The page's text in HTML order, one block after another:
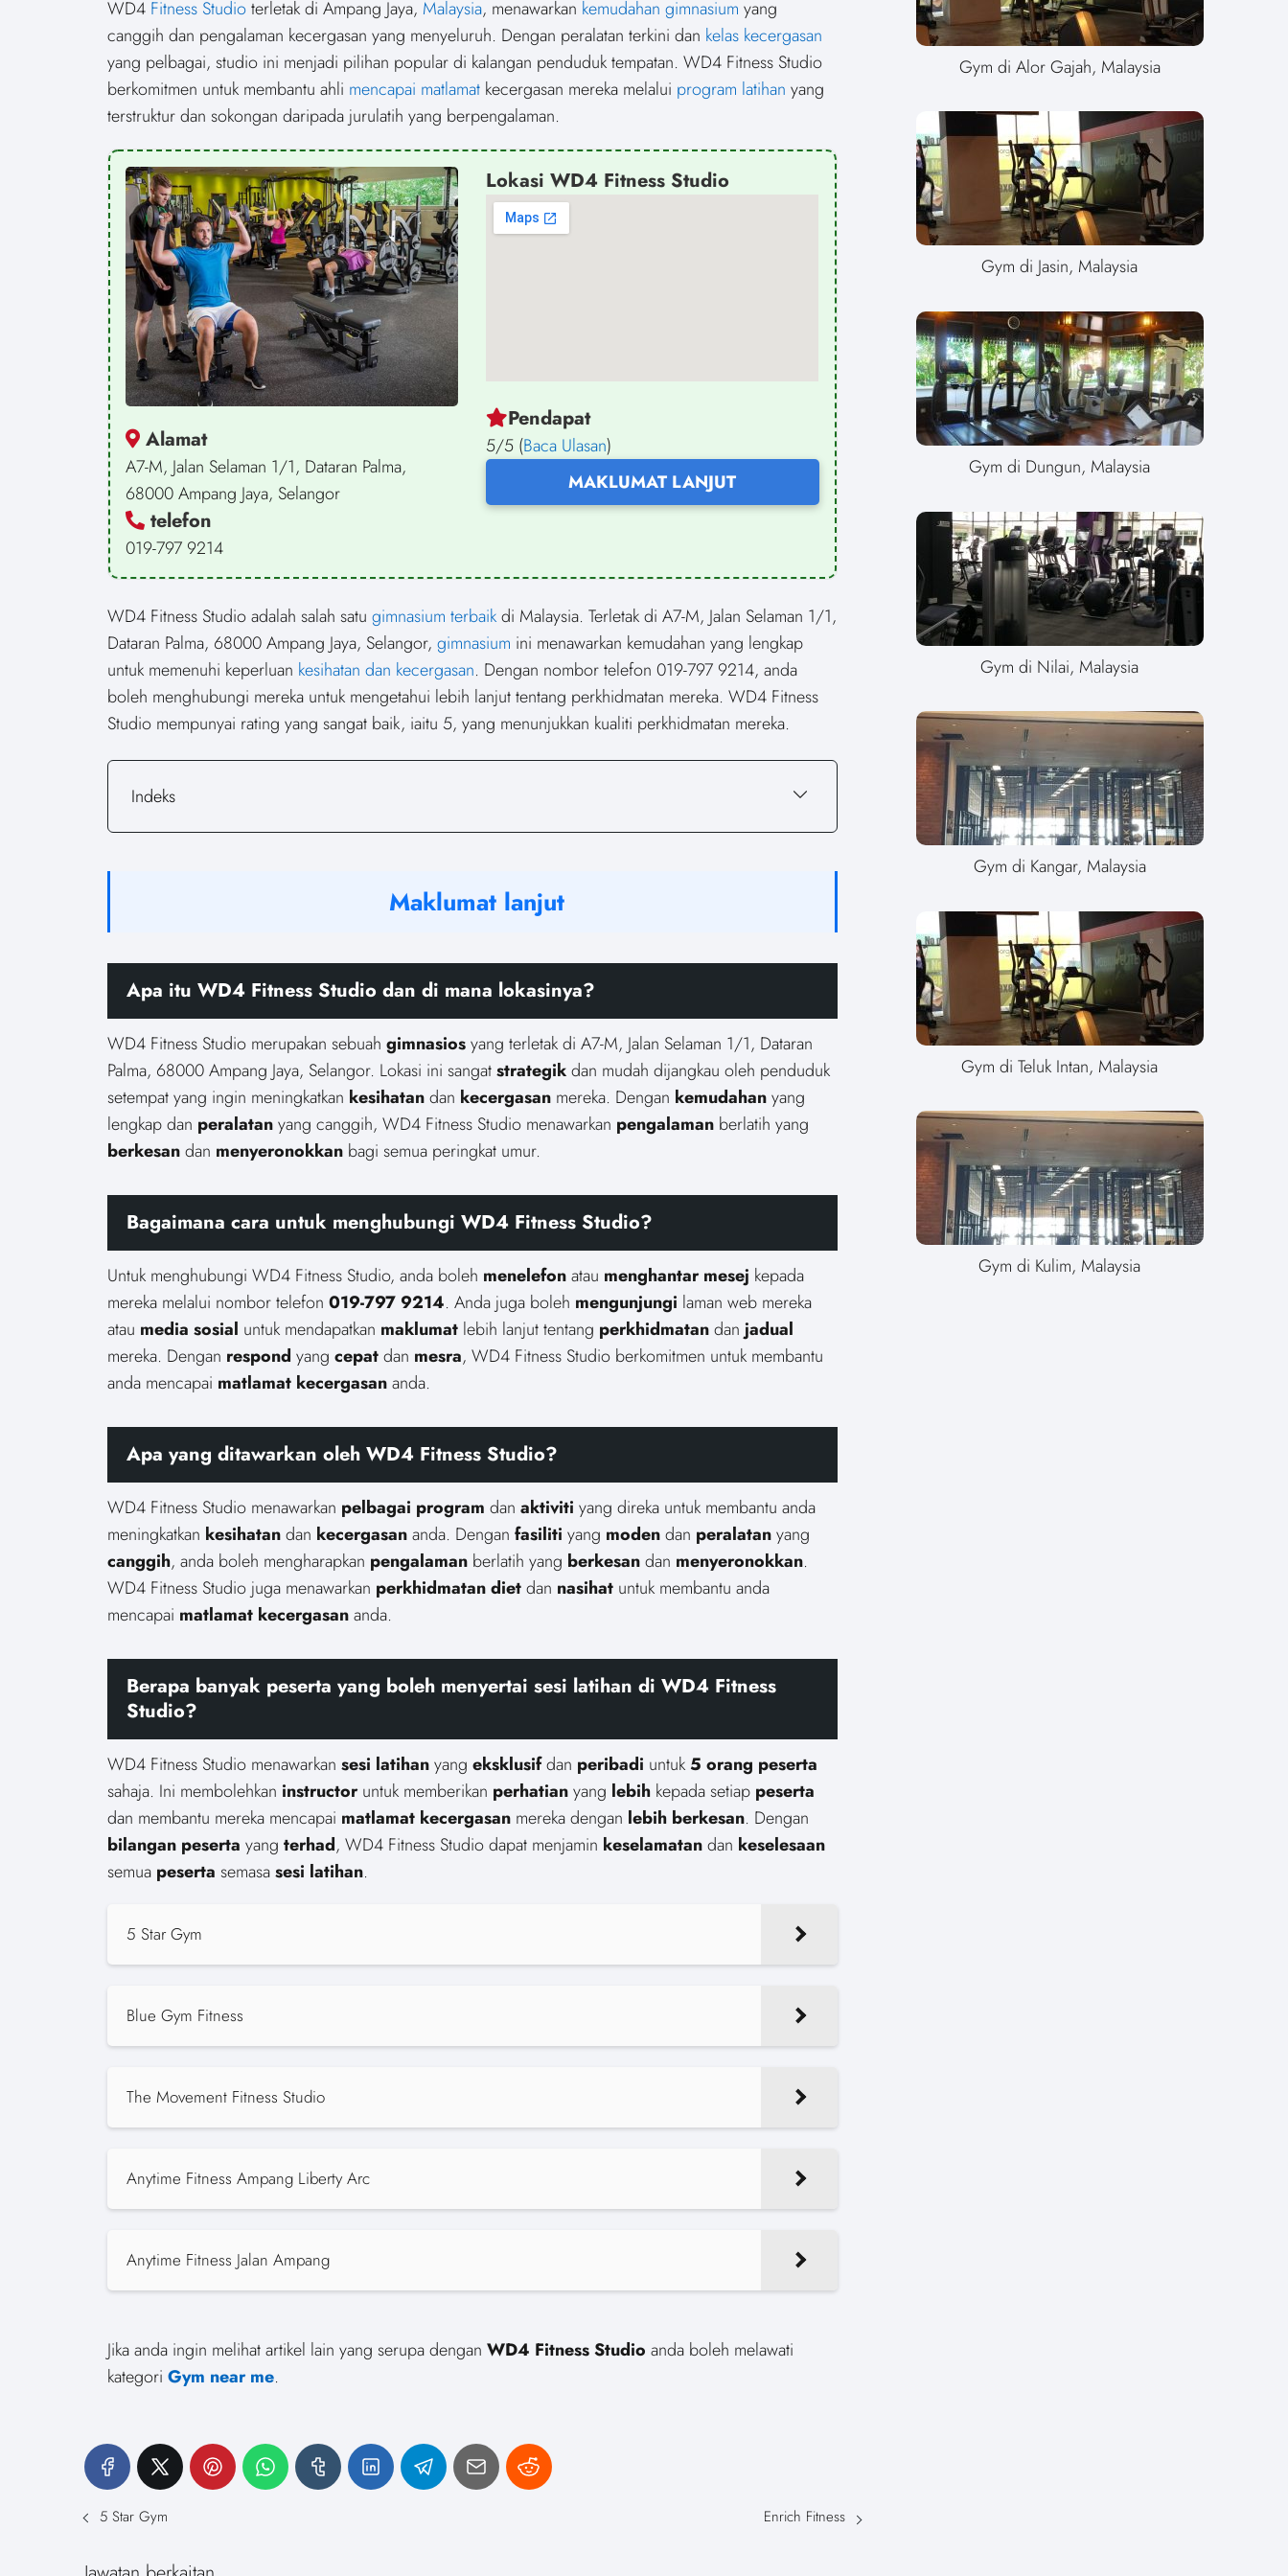
e
o
n
e
o
n
e
o
n
e
o
n
e
o
n
WD4 Fitness Studioterletak di Ampang Jaya, Malaysia, menawarkan kemudahan gimnasium yang
canggih dan pengalaman kecergasan yang menyeluruh. Dengan peralatan terkini dan kelas kecergasan
yang pelbagai, studio ini menjadi pilihan popular di kalangan penduduk tempatan. WD4 Fitness Studio
berkomitmen untuk membantu ahli mencapai matlamat kecergasan mereka melalui program latihan yang
terstruktur dan sokongan daripada jurulatih yang berpengalaman.
Alamat
A7-M, Jalan Selaman 1/1, Dataran Palma,
68000 Ampang Jaya, Selangor
telefon
019-797 9214
Lokasi WD4 Fitness Studio
Pendapat
5/5 (Baca Ulasan)
MAKLUMAT LANJUT
WD4 Fitness Studio adalah salah satu gimnasium terbaikdi Malaysia. Terletak di A7-M, Jalan Selaman 1/1,
Dataran Palma, 68000 Ampang Jaya, Selangor, gimnasium ini menawarkan kemudahan yang lengkap
untuk memenuhi keperluan kesihatan dan kecergasan. Dengan nombor telefon 019-797 9214, anda
boleh menghubungi mereka untuk mengetahui lebih lanjut tentang perkhidmatan mereka. WD4 Fitness
Studio mempunyai rating yang sangat baik, iaitu 5, yang menunjukkan kualiti perkhidmatan mereka.
Indeks
Maklumat lanjut
Apa itu WD4 Fitness Studio dan di mana lokasinya?
WD4 Fitness Studio merupakan sebuah gimnasiosyang terletak di A7-M, Jalan Selaman 1/1, Dataran
Palma, 68000 Ampang Jaya, Selangor. Lokasi ini sangatstrategikdan mudah dijangkau oleh penduduk
setempat yang ingin meningkatkan kesihatandan kecergasan mereka. Dengan kemudahanyang
lengkap dan peralatanyang canggih, WD4 Fitness Studio menawarkan pengalaman berlatih yang
berkesandan menyeronokkan bagi semua peringkat umur.
Bagaimana cara untuk menghubungi WD4 Fitness Studio?
Untuk menghubungi WD4 Fitness Studio, anda boleh menelefonatau menghantar mesej kepada
mereka melalui nombor telefon 019-797 9214. Anda juga boleh mengunjungi laman web mereka
atau media sosial untuk mendapatkan maklumat lebih lanjut tentang perkhidmatandan jadual
mereka. Dengan respond yang cepatdan mesra, WD4 Fitness Studio berkomitmen untuk membantu
anda mencapai matlamat kecergasananda.
Apa yang ditawarkan oleh WD4 Fitness Studio?
WD4 Fitness Studio menawarkan pelbagai program dan aktiviti yang direka untuk membantu anda
meningkatkan kesihatandan kecergasananda. Dengan fasiliti yang modendan peralatanyang
canggih, anda boleh mengharapkan pengalaman berlatih yang berkesandan menyeronokkan.
WD4 Fitness Studio juga menawarkan perkhidmatandietdan nasihat untuk membantu anda
mencapai matlamat kecergasananda.
Berapa banyak peserta yang boleh menyertai sesi latihan di WD4 Fitness
Studio?
WD4 Fitness Studio menawarkan sesi latihanyang eksklusifdan peribadi untuk 5 orang peserta
sahaja. Ini membolehkan instructoruntuk memberikan perhatianyang lebih kepada setiap peserta
dan membantu mereka mencapai matlamat kecergasan mereka dengan lebih berkesan. Dengan
bilangan peserta yang terhad, WD4 Fitness Studio dapat menjamin keselamatandan keselesaan
semua peserta semasasesi latihan.
5 Star Gym
Blue Gym Fitness
The Movement Fitness Studio
Anytime Fitness Ampang Liberty Arc
Anytime Fitness Jalan Ampang
Jika anda ingin melihat artikel lain yang serupa dengan WD4 Fitness Studio anda boleh melawati
kategori Gym near me.
5 Star Gym Enrich Fitness
Gym di Alor Gajah, Malaysia
Gym di Jasin, Malaysia
Gym di Dungun, Malaysia
Gym di Nilai, Malaysia
Gym di Kangar, Malaysia
Gym di Teluk Intan, Malaysia
Gym di Kulim, Malaysia